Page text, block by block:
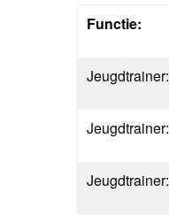
Functie:
Jeugdtrainer:
Jeugdtrainer:
Jeugdtrainer: